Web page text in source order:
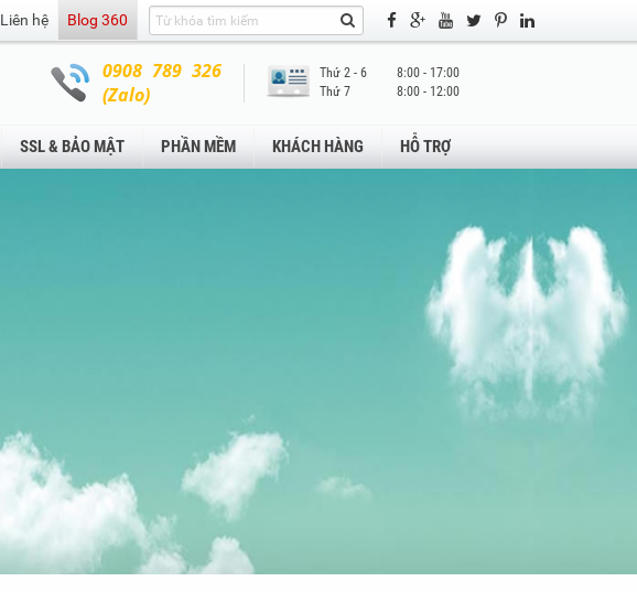
Liên hệ Blog 360
0908 789 326
(Zalo)
Thứ 2 - 6
8:00 - 17:00
Thứ 7
8:00 - 12:00
SSL & BẢO MẬT PHẦN MỀM KHÁCH HÀNG HỖ TRỢ